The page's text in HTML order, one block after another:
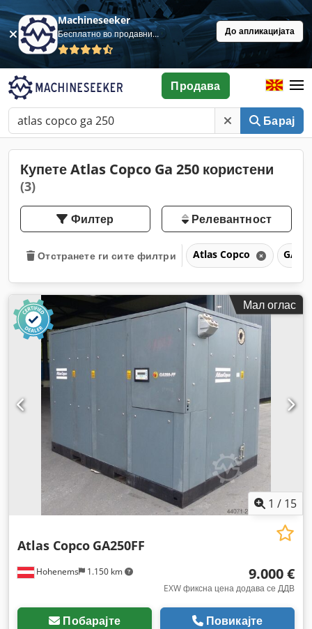
Machineseeker
Бесплатно во продавница До апликацијата
Барај
Продава
Купете Atlas Copco Ga 250 користени
(3)
Филтер Релевантност
Отстранете ги сите филтри Atlas Copco GA
Мал оглас
1 / 15
Hohenems 1.150 km
Atlas Copco GA250FF
9.000 €
EXW фиксна цена додава се ДДВ
Побарајте Повикајте